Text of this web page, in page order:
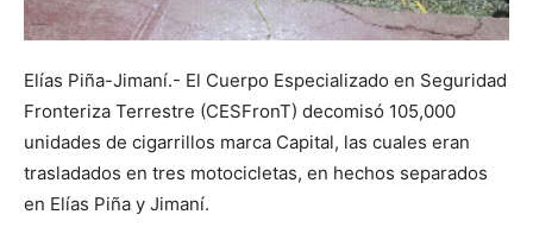
Elías Piña-Jimaní.- El Cuerpo Especializado en Seguridad
Fronteriza Terrestre (CESFronT) decomisó 105,000
unidades de cigarrillos marca Capital, las cuales eran
trasladados en tres motocicletas, en hechos separados
en Elías Piña y Jimaní.